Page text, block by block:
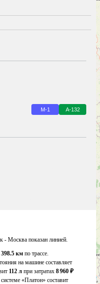
М-1 А-132
- Москва показан линией.
398.5 км по трассе.
на машине составляет
112 л при затратах 8 960 ₽
«Платон» составит